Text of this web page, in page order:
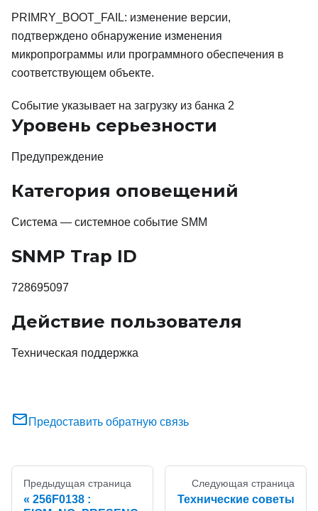
PRIMRY_BOOT_FAIL: изменение версии,
подтверждено обнаружение изменения
микропрограммы или программного обеспечения в
соответствующем объекте.
Событие указывает на загрузку из банка 2
Уровень серьезности
Предупреждение
Категория оповещений
Система — системное событие SMM
SNMP Trap ID
728695097
Действие пользователя
Техническая поддержка
Предоставить обратную связь
Предыдущая страница
256F0138 :
Следующая страница
Технические советы